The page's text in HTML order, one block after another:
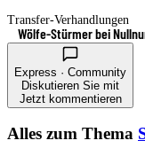
Transfer-Verhandlungen
Wölfe-Stürmer bei
Express · Community
Diskutieren Sie mit
Jetzt kommentieren
Alles zum Thema